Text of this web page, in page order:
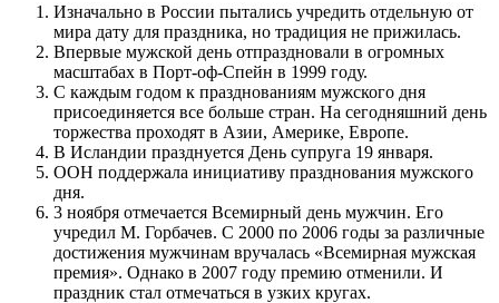
Изначально в России пытались учредить отдельную от
мира дату для праздника, но традиция не прижилась.
Впервые мужской день отпраздновали в огромных
масштабах в Порт-оф-Спейн в 1999 году.
С каждым годом к празднованиям мужского дня
присоединяется все больше стран. На сегодняшний день
торжества проходят в Азии, Америке, Европе.
В Исландии празднуется День супруга 19 января.
ООН поддержала инициативу празднования мужского
дня.
3 ноября отмечается Всемирный день мужчин. Его
учредил М. Горбачев. С 2000 по 2006 годы за различные
достижения мужчинам вручалась «Всемирная мужская
премия». Однако в 2007 году премию отменили. И
праздник стал отмечаться в узких кругах.